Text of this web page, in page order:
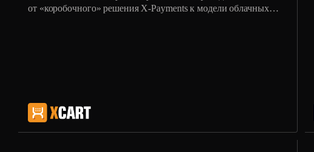
от «коробочного» решения X-Payments к модели облачных